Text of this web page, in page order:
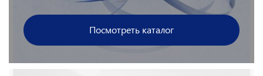
Посмотреть каталог